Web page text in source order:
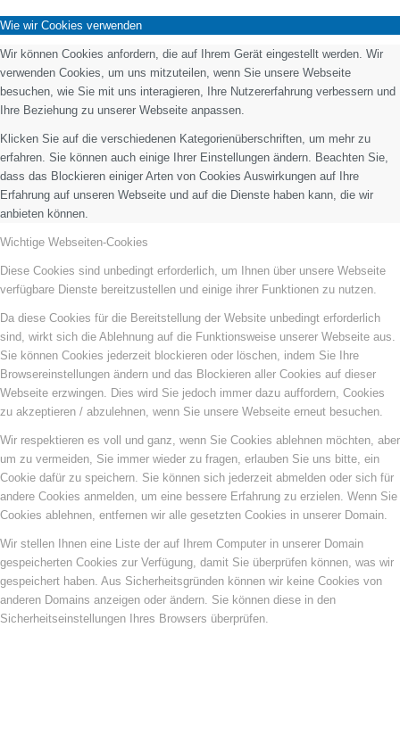
Wie wir Cookies verwenden
Wir können Cookies anfordern, die auf Ihrem Gerät eingestellt werden. Wir
verwenden Cookies, um uns mitzuteilen, wenn Sie unsere Webseite
besuchen, wie Sie mit uns interagieren, Ihre Nutzererfahrung verbessern und
Ihre Beziehung zu unserer Webseite anpassen.
Klicken Sie auf die verschiedenen Kategorienüberschriften, um mehr zu
erfahren. Sie können auch einige Ihrer Einstellungen ändern. Beachten Sie,
dass das Blockieren einiger Arten von Cookies Auswirkungen auf Ihre
Erfahrung auf unseren Webseite und auf die Dienste haben kann, die wir
anbieten können.
Wichtige Webseiten-Cookies
Diese Cookies sind unbedingt erforderlich, um Ihnen über unsere Webseite
verfügbare Dienste bereitzustellen und einige ihrer Funktionen zu nutzen.
Da diese Cookies für die Bereitstellung der Website unbedingt erforderlich
sind, wirkt sich die Ablehnung auf die Funktionsweise unserer Webseite aus.
Sie können Cookies jederzeit blockieren oder löschen, indem Sie Ihre
Browsereinstellungen ändern und das Blockieren aller Cookies auf dieser
Webseite erzwingen. Dies wird Sie jedoch immer dazu auffordern, Cookies
zu akzeptieren / abzulehnen, wenn Sie unsere Webseite erneut besuchen.
Wir respektieren es voll und ganz, wenn Sie Cookies ablehnen möchten, aber
um zu vermeiden, Sie immer wieder zu fragen, erlauben Sie uns bitte, ein
Cookie dafür zu speichern. Sie können sich jederzeit abmelden oder sich für
andere Cookies anmelden, um eine bessere Erfahrung zu erzielen. Wenn Sie
Cookies ablehnen, entfernen wir alle gesetzten Cookies in unserer Domain.
Wir stellen Ihnen eine Liste der auf Ihrem Computer in unserer Domain
gespeicherten Cookies zur Verfügung, damit Sie überprüfen können, was wir
gespeichert haben. Aus Sicherheitsgründen können wir keine Cookies von
anderen Domains anzeigen oder ändern. Sie können diese in den
Sicherheitseinstellungen Ihres Browsers überprüfen.